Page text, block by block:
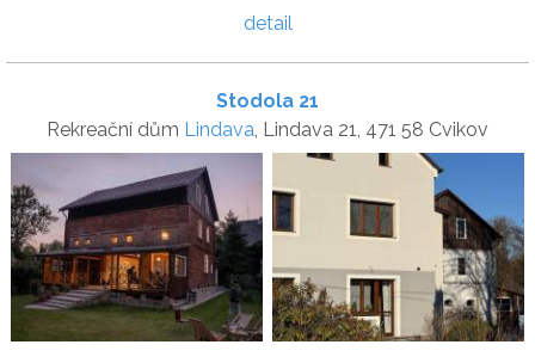
detail
Stodola 21
Rekreační dům Lindava, Lindava 21, 471 58 Cvikov